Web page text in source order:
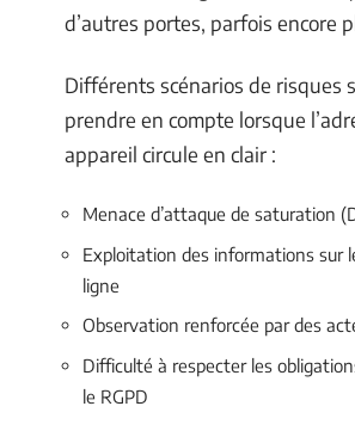
d’autres portes, parfois encore
Différents scénarios de risques
prendre en compte lorsque
appareil circule en clair :
Menace d’attaque de saturation
Exploitation des informations sur
ligne
Observation renforcée par des
Difficulté à respecter les
le RGPD